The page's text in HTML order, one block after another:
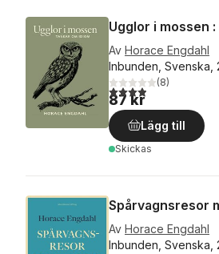
Ugglor i mossen
Av Horace Engdahl
Inbunden, Svenska,
3,9utav 5 stjärnor.
(8)
87 kr
Lägg till
Skickas
Spårvagnsresor
Av Horace Engdahl
Inbunden, Svenska,